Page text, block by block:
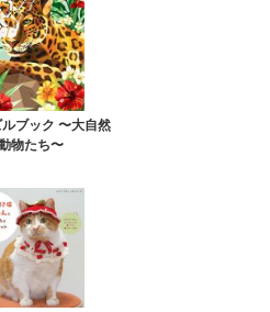
ブック 〜大自然
物たち〜